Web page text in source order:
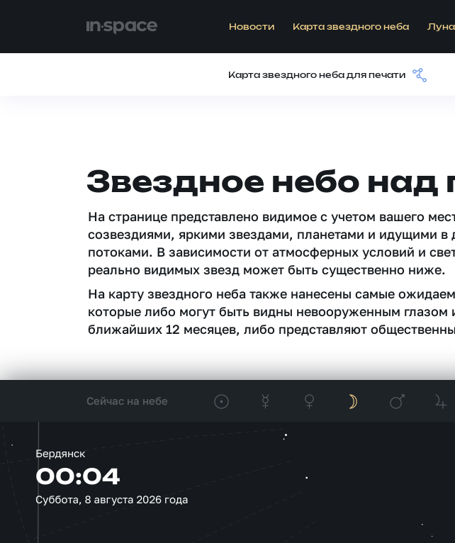
Новости Карта звездного неба Луна
Карта звездного неба для печати
Звездное небо над
На странице представлено видимое c учетом вашего
созвездиями, яркими звездами, планетами и идущими
потоками. В зависимости от атмосферных условий и
реально видимых звезд может быть существенно ниже.
На карту звездного неба также нанесены самые
которые либо могут быть видны невооруженным глазом
ближайших 12 месяцев, либо представляют
Сейчас на небе